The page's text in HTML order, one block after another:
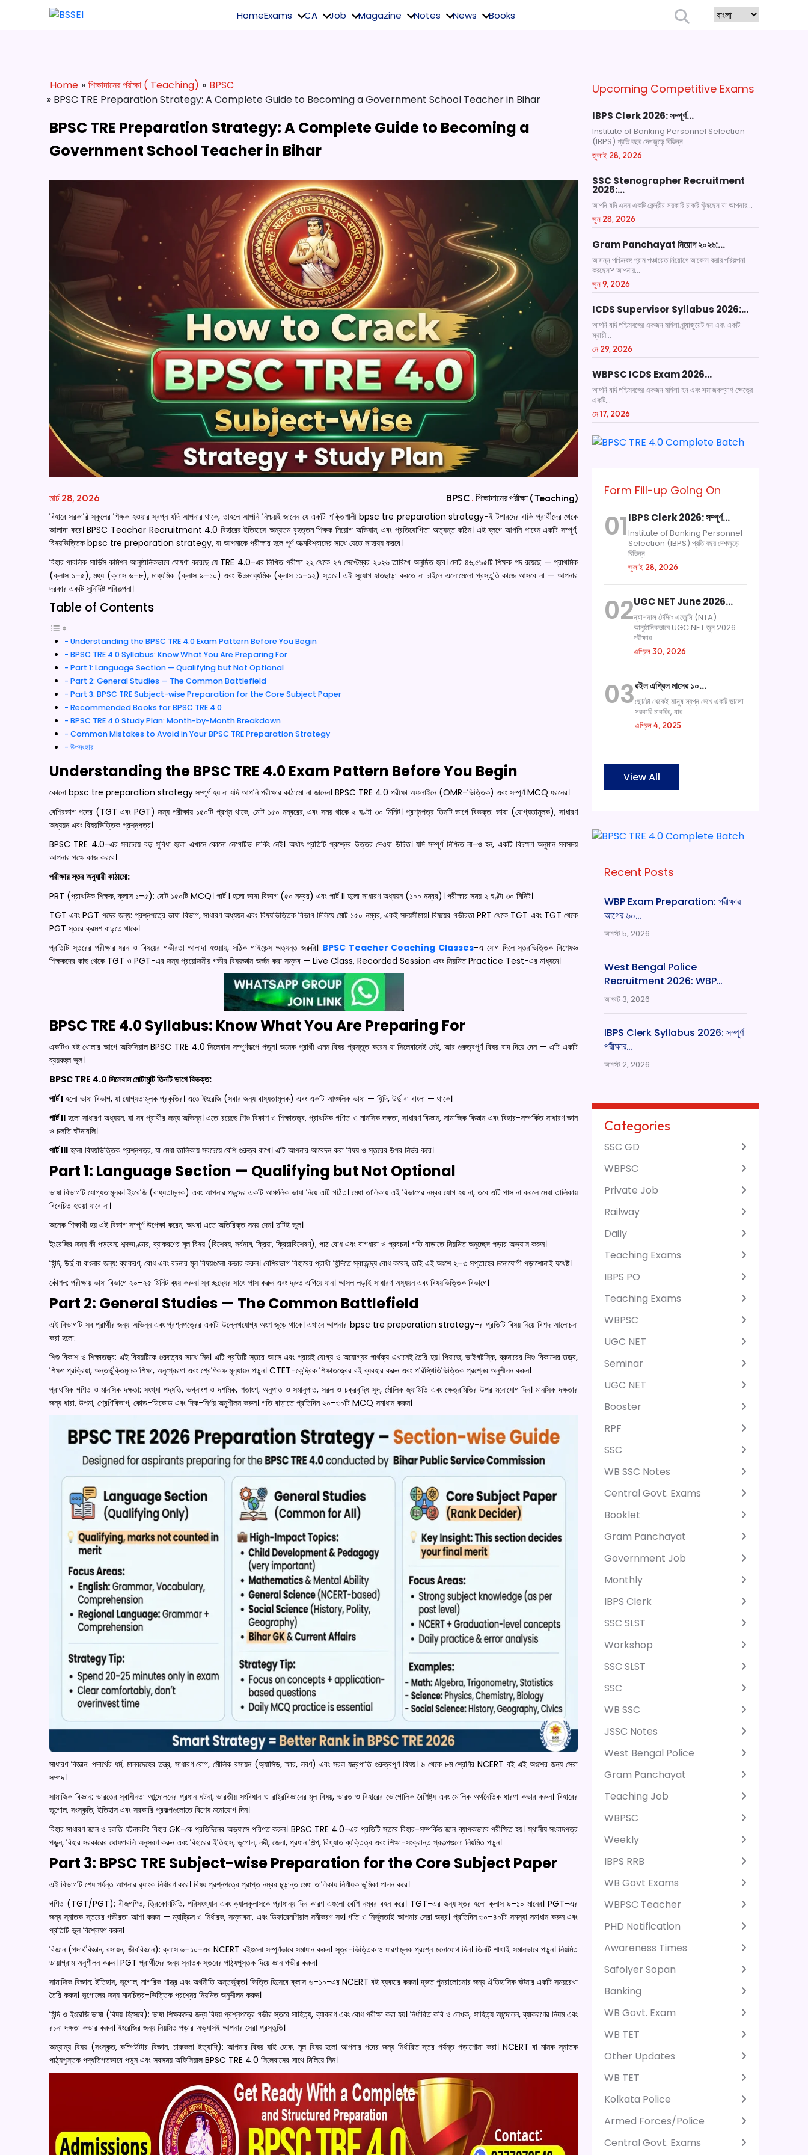
HomeExams CA Job Magazine Notes News Books
Home » শিক্ষাদানের পরীক্ষা ( Teaching) » BPSC
» BPSC TRE Preparation Strategy: A Complete Guide to Becoming a Government School Teacher in Bihar
BPSC TRE Preparation Strategy: A Complete Guide to Becoming a
Government School Teacher in Bihar
মার্চ 28, 2026 BPSC . শিক্ষাদানের পরীক্ষা ( Teaching)
বিহারে সরকারি স্কুলের শিক্ষক হওয়ার স্বপ্ন যদি আপনার থাকে, তাহলে আপনি নিশ্চয়ই জানেন যে একটি শক্তিশালী bpsc tre preparation strategy-ই টপারদের বাকি প্রার্থীদের থেকে
আলাদা করে। BPSC Teacher Recruitment 4.0 বিহারের ইতিহাসে অন্যতম বৃহত্তম শিক্ষক নিয়োগ অভিযান, এবং প্রতিযোগিতা অত্যন্ত কঠিন। এই ব্লগে আপনি পাবেন একটি সম্পূর্ণ,
বিষয়ভিত্তিক bpsc tre preparation strategy, যা আপনাকে পরীক্ষার হলে পূর্ণ আত্মবিশ্বাসের সাথে যেতে সাহায্য করবে।
বিহার পাবলিক সার্ভিস কমিশন আনুষ্ঠানিকভাবে ঘোষণা করেছে যে TRE 4.0-এর লিখিত পরীক্ষা ২২ থেকে ২৭ সেপ্টেম্বর ২০২৬ তারিখে অনুষ্ঠিত হবে। মোট ৪৬,৫৯৫টি শিক্ষক পদ রয়েছে — প্রাথমিক
(ক্লাস ১–৫), মধ্য (ক্লাস ৬–৮), মাধ্যমিক (ক্লাস ৯–১০) এবং উচ্চমাধ্যমিক (ক্লাস ১১–১২) স্তরে। এই সুযোগ হাতছাড়া করতে না চাইলে এলোমেলো প্রস্তুতি কাজে আসবে না — আপনার
দরকার একটি সুনির্দিষ্ট পরিকল্পনা।
Table of Contents
Understanding the BPSC TRE 4.0 Exam Pattern Before You Begin
BPSC TRE 4.0 Syllabus: Know What You Are Preparing For
Part 1: Language Section — Qualifying but Not Optional
Part 2: General Studies — The Common Battlefield
Part 3: BPSC TRE Subject-wise Preparation for the Core Subject Paper
Recommended Books for BPSC TRE 4.0
BPSC TRE 4.0 Study Plan: Month-by-Month Breakdown
Common Mistakes to Avoid in Your BPSC TRE Preparation Strategy
উপসংহার
Understanding the BPSC TRE 4.0 Exam Pattern Before You Begin
কোনো bpsc tre preparation strategy সম্পূর্ণ হয় না যদি আপনি পরীক্ষার কাঠামো না জানেন। BPSC TRE 4.0 পরীক্ষা অফলাইনে (OMR-ভিত্তিক) এবং সম্পূর্ণ MCQ ধরনের।
বেশিরভাগ পদের (TGT এবং PGT) জন্য পরীক্ষায় ১৫০টি প্রশ্ন থাকে, মোট ১৫০ নম্বরের, এবং সময় থাকে ২ ঘণ্টা ৩০ মিনিট। প্রশ্নপত্র তিনটি ভাগে বিভক্ত: ভাষা (যোগ্যতামূলক), সাধারণ
অধ্যয়ন এবং বিষয়ভিত্তিক প্রশ্নপত্র।
BPSC TRE 4.0-এর সবচেয়ে বড় সুবিধা হলো এখানে কোনো নেগেটিভ মার্কিং নেই। অর্থাৎ প্রতিটি প্রশ্নের উত্তর দেওয়া উচিত। যদি সম্পূর্ণ নিশ্চিত না-ও হন, একটি বিচক্ষণ অনুমান সবসময়
আপনার পক্ষে কাজ করবে।
পরীক্ষার স্তর অনুযায়ী কাঠামো:
PRT (প্রাথমিক শিক্ষক, ক্লাস ১–৫): মোট ১৫০টি MCQ। পার্ট I হলো ভাষা বিভাগ (৫০ নম্বর) এবং পার্ট II হলো সাধারণ অধ্যয়ন (১০০ নম্বর)। পরীক্ষার সময় ২ ঘণ্টা ৩০ মিনিট।
TGT এবং PGT পদের জন্য: প্রশ্নপত্রে ভাষা বিভাগ, সাধারণ অধ্যয়ন এবং বিষয়ভিত্তিক বিভাগ মিলিয়ে মোট ১৫০ নম্বর, একই সময়সীমায়। বিষয়ের গভীরতা PRT থেকে TGT এবং TGT থেকে
PGT স্তরে ক্রমশ বাড়তে থাকে।
প্রতিটি স্তরের পরীক্ষার ধরন ও বিষয়ের গভীরতা আলাদা হওয়ায়, সঠিক গাইডেন্স অত্যন্ত জরুরি। BPSC Teacher Coaching Classes-এ যোগ দিলে স্তরভিত্তিক বিশেষজ্ঞ
শিক্ষকদের কাছ থেকে TGT ও PGT-এর জন্য প্রয়োজনীয় গভীর বিষয়জ্ঞান অর্জন করা সম্ভব — Live Class, Recorded Session এবং নিয়মিত Practice Test-এর মাধ্যমে।
BPSC TRE 4.0 Syllabus: Know What You Are Preparing For
একটিও বই খোলার আগে অফিসিয়াল BPSC TRE 4.0 সিলেবাস সম্পূর্ণরূপে পড়ুন। অনেক প্রার্থী এমন বিষয় প্রস্তুত করেন যা সিলেবাসেই নেই, আর গুরুত্বপূর্ণ বিষয় বাদ দিয়ে দেন — এটি একটি
ব্যয়বহুল ভুল।
BPSC TRE 4.0 সিলেবাস মোটামুটি তিনটি ভাগে বিভক্ত:
পার্ট I হলো ভাষা বিভাগ, যা যোগ্যতামূলক প্রকৃতির। এতে ইংরেজি (সবার জন্য বাধ্যতামূলক) এবং একটি আঞ্চলিক ভাষা — হিন্দি, উর্দু বা বাংলা — থাকে।
পার্ট II হলো সাধারণ অধ্যয়ন, যা সব প্রার্থীর জন্য অভিন্ন। এতে রয়েছে শিশু বিকাশ ও শিক্ষাতত্ত্ব, প্রাথমিক গণিত ও মানসিক দক্ষতা, সাধারণ বিজ্ঞান, সামাজিক বিজ্ঞান এবং বিহার-সম্পর্কিত সাধারণ জ্ঞান
ও চলতি ঘটনাবলি।
পার্ট III হলো বিষয়ভিত্তিক প্রশ্নপত্র, যা মেধা তালিকায় সবচেয়ে বেশি গুরুত্ব রাখে। এটি আপনার আবেদন করা বিষয় ও স্তরের উপর নির্ভর করে।
Part 1: Language Section — Qualifying but Not Optional
ভাষা বিভাগটি যোগ্যতামূলক। ইংরেজি (বাধ্যতামূলক) এবং আপনার পছন্দের একটি আঞ্চলিক ভাষা নিয়ে এটি গঠিত। মেধা তালিকায় এই বিভাগের নম্বর যোগ হয় না, তবে এটি পাস না করলে মেধা তালিকায়
বিবেচিত হওয়া যাবে না।
অনেক শিক্ষার্থী হয় এই বিভাগ সম্পূর্ণ উপেক্ষা করেন, অথবা এতে অতিরিক্ত সময় দেন। দুটিই ভুল।
ইংরেজির জন্য কী পড়বেন: শব্দভাণ্ডার, ব্যাকরণের মূল বিষয় (বিশেষ্য, সর্বনাম, ক্রিয়া, ক্রিয়াবিশেষণ), পাঠ বোধ এবং বাগধারা ও প্রবচন। গতি বাড়াতে নিয়মিত অনুচ্ছেদ পড়ার অভ্যাস করুন।
হিন্দি, উর্দু বা বাংলার জন্য: ব্যাকরণ, বোধ এবং রচনার মূল বিষয়গুলো কভার করুন। বেশিরভাগ বিহারের প্রার্থী হিন্দিতে স্বাচ্ছন্দ্য বোধ করেন, তাই এই অংশে ২–৩ সপ্তাহের মনোযোগী পড়াশোনাই যথেষ্ট।
কৌশল: পরীক্ষায় ভাষা বিভাগে ২০–২৫ মিনিট ব্যয় করুন। স্বাচ্ছন্দ্যের সাথে পাস করুন এবং দ্রুত এগিয়ে যান। আসল লড়াই সাধারণ অধ্যয়ন এবং বিষয়ভিত্তিক বিভাগে।
Part 2: General Studies — The Common Battlefield
এই বিভাগটি সব প্রার্থীর জন্য অভিন্ন এবং প্রশ্নপত্রের একটি উল্লেখযোগ্য অংশ জুড়ে থাকে। এখানে আপনার bpsc tre preparation strategy-র প্রতিটি বিষয় নিয়ে বিশদ আলোচনা
করা হলো:
শিশু বিকাশ ও শিক্ষাতত্ত্ব: এই বিষয়টিকে গুরুত্বের সাথে নিন। এটি প্রতিটি স্তরে আসে এবং প্রায়ই যোগ্য ও অযোগ্যর পার্থক্য এখানেই তৈরি হয়। পিয়াজে, ভাইগটস্কি, ব্রুনারের শিশু বিকাশের তত্ত্ব,
শিক্ষণ প্রক্রিয়া, অন্তর্ভুক্তিমূলক শিক্ষা, অনুপ্রেরণা এবং শ্রেণিকক্ষ মূল্যায়ন পড়ুন। CTET-কেন্দ্রিক শিক্ষাতত্ত্বের বই ব্যবহার করুন এবং পরিস্থিতিভিত্তিক প্রশ্নের অনুশীলন করুন।
প্রাথমিক গণিত ও মানসিক দক্ষতা: সংখ্যা পদ্ধতি, ভগ্নাংশ ও দশমিক, শতাংশ, অনুপাত ও সমানুপাত, সরল ও চক্রবৃদ্ধি সুদ, মৌলিক জ্যামিতি এবং ক্ষেত্রমিতির উপর মনোযোগ দিন। মানসিক দক্ষতার
জন্য ধারা, উপমা, শ্রেণিবিভাগ, কোড-ডিকোড এবং দিক-নির্ণয় অনুশীলন করুন। গতি বাড়াতে প্রতিদিন ২০–৩০টি MCQ সমাধান করুন।
সাধারণ বিজ্ঞান: পদার্থের ধর্ম, মানবদেহের তন্ত্র, সাধারণ রোগ, মৌলিক রসায়ন (অ্যাসিড, ক্ষার, লবণ) এবং সরল যন্ত্রপাতি গুরুত্বপূর্ণ বিষয়। ৬ থেকে ৮ম শ্রেণির NCERT বই এই অংশের জন্য সেরা
সম্পদ।
সামাজিক বিজ্ঞান: ভারতের স্বাধীনতা আন্দোলনের প্রধান ঘটনা, ভারতীয় সংবিধান ও রাষ্ট্রবিজ্ঞানের মূল বিষয়, ভারত ও বিহারের ভৌগোলিক বৈশিষ্ট্য এবং মৌলিক অর্থনৈতিক ধারণা কভার করুন। বিহারের
ভূগোল, সংস্কৃতি, ইতিহাস এবং সরকারি প্রকল্পগুলোতে বিশেষ মনোযোগ দিন।
বিহার সাধারণ জ্ঞান ও চলতি ঘটনাবলি: বিহার GK-কে প্রতিদিনের অভ্যাসে পরিণত করুন। BPSC TRE 4.0-এর প্রতিটি স্তরে বিহার-সম্পর্কিত জ্ঞান ব্যাপকভাবে পরীক্ষিত হয়। স্থানীয় সংবাদপত্র
পড়ুন, বিহার সরকারের ঘোষণাবলি অনুসরণ করুন এবং বিহারের ইতিহাস, ভূগোল, নদী, জেলা, প্রধান শিল্প, বিখ্যাত ব্যক্তিত্ব এবং শিক্ষা-সংক্রান্ত প্রকল্পগুলো নিয়মিত পড়ুন।
Part 3: BPSC TRE Subject-wise Preparation for the Core Subject Paper
এই বিভাগটি শেষ পর্যন্ত আপনার র‍্যাংক নির্ধারণ করে। বিষয় প্রশ্নপত্রে প্রাপ্ত নম্বর চূড়ান্ত মেধা তালিকায় নির্ণায়ক ভূমিকা পালন করে।
গণিত (TGT/PGT): বীজগণিত, ত্রিকোণমিতি, পরিসংখ্যান এবং ক্যালকুলাসকে প্রাধান্য দিন কারণ এগুলো বেশি নম্বর বহন করে। TGT-এর জন্য স্তর হলো ক্লাস ৯–১০ মানের। PGT-এর
জন্য স্নাতক স্তরের গভীরতা আশা করুন — ম্যাট্রিক্স ও নির্ধারক, সম্ভাবনা, এবং ডিফারেনশিয়াল সমীকরণ সহ। গতি ও নির্ভুলতাই আপনার সেরা অস্ত্র। প্রতিদিন ৩০–৪০টি সমস্যা সমাধান করুন এবং
প্রতিটি ভুল বিশ্লেষণ করুন।
বিজ্ঞান (পদার্থবিজ্ঞান, রসায়ন, জীববিজ্ঞান): ক্লাস ৬–১০-এর NCERT বইগুলো সম্পূর্ণভাবে সমাধান করুন। সূত্র-ভিত্তিক ও ধারণামূলক প্রশ্নে মনোযোগ দিন। তিনটি শাখাই সমানভাবে পড়ুন। নিয়মিত
ডায়াগ্রাম অনুশীলন করুন। PGT প্রার্থীদের জন্য স্নাতক স্তরের পাঠ্যপুস্তক দিয়ে জ্ঞান গভীর করুন।
সামাজিক বিজ্ঞান: ইতিহাস, ভূগোল, নাগরিক শাস্ত্র এবং অর্থনীতি অন্তর্ভুক্ত। ভিত্তি হিসেবে ক্লাস ৬–১০-এর NCERT বই ব্যবহার করুন। দ্রুত পুনরালোচনার জন্য ঐতিহাসিক ঘটনার একটি সময়রেখা
তৈরি করুন। ভূগোলের জন্য মানচিত্র-ভিত্তিক প্রশ্নের নিয়মিত অনুশীলন করুন।
হিন্দি ও ইংরেজি ভাষা (বিষয় হিসেবে): ভাষা শিক্ষকদের জন্য বিষয় প্রশ্নপত্রে গভীর স্তরে সাহিত্য, ব্যাকরণ এবং বোধ পরীক্ষা করা হয়। নির্ধারিত কবি ও লেখক, সাহিত্য আন্দোলন, ব্যাকরণের নিয়ম এবং
রচনা দক্ষতা কভার করুন। ইংরেজির জন্য নিয়মিত পড়ার অভ্যাসই আপনার সেরা প্রস্তুতি।
অন্যান্য বিষয় (সংস্কৃত, কম্পিউটার বিজ্ঞান, চারুকলা ইত্যাদি): আপনার বিষয় যাই হোক, মূল বিষয় হলো আপনার পদের জন্য নির্ধারিত স্তর পর্যন্ত পড়াশোনা করা। NCERT বা মানক স্নাতক
পাঠ্যপুস্তক পদ্ধতিগতভাবে পড়ুন এবং সবসময় অফিসিয়াল BPSC TRE 4.0 সিলেবাসের সাথে মিলিয়ে নিন।
Upcoming Competitive Exams
IBPS Clerk 2026: সম্পূর্ণ…
Institute of Banking Personnel Selection
(IBPS) প্রতি বছর দেশজুড়ে বিভিন্ন...
জুলাই 28, 2026
SSC Stenographer Recruitment
2026:…
আপনি যদি এমন একটি কেন্দ্রীয় সরকারি চাকরি খুঁজছেন যা আপনার...
জুন 28, 2026
Gram Panchayat নিয়োগ ২০২৬:…
আসন্ন পশ্চিমবঙ্গ গ্রাম পঞ্চায়েত নিয়োগে আবেদন করার পরিকল্পনা
করছেন? আপনার...
জুন 9, 2026
ICDS Supervisor Syllabus 2026:…
আপনি যদি পশ্চিমবঙ্গের একজন মহিলা গ্র্যাজুয়েট হন এবং একটি
স্থায়ী...
মে 29, 2026
WBPSC ICDS Exam 2026…
আপনি যদি পশ্চিমবঙ্গের একজন মহিলা হন এবং সমাজকল্যাণ ক্ষেত্রে
একটি...
মে 17, 2026
Form Fill-up Going On
01IBPS Clerk 2026: সম্পূর্ণ…
Institute of Banking Personnel
Selection (IBPS) প্রতি বছর দেশজুড়ে
বিভিন্ন...
জুলাই 28, 2026
02UGC NET June 2026…
ন্যাশনাল টেস্টিং এজেন্সি (NTA)
আনুষ্ঠানিকভাবে UGC NET জুন 2026
পরীক্ষার...
এপ্রিল 30, 2026
03রইল এপ্রিল মাসের ১০…
ছোটো থেকেই মানুষ স্বপ্ন দেখে একটি ভালো
সরকারি চাকরির, যার...
এপ্রিল 4, 2025
View All
Recent Posts
WBP Exam Preparation: পরীক্ষার
আগের ৬০…
আগস্ট 5, 2026
West Bengal Police
Recruitment 2026: WBP…
আগস্ট 3, 2026
IBPS Clerk Syllabus 2026: সম্পূর্ণ
পরীক্ষার…
আগস্ট 2, 2026
Categories
SSC GD
WBPSC
Private Job
Railway
Daily
Teaching Exams
IBPS PO
Teaching Exams
WBPSC
UGC NET
Seminar
UGC NET
Booster
RPF
SSC
WB SSC Notes
Central Govt. Exams
Booklet
Gram Panchayat
Government Job
Monthly
IBPS Clerk
SSC SLST
Workshop
SSC SLST
SSC
WB SSC
JSSC Notes
West Bengal Police
Gram Panchayat
Teaching Job
WBPSC
Weekly
IBPS RRB
WB Govt Exams
WBPSC Teacher
PHD Notification
Awareness Times
Safolyer Sopan
Banking
WB Govt. Exam
WB TET
Other Updates
WB TET
Kolkata Police
Armed Forces/Police
Central Govt. Exams